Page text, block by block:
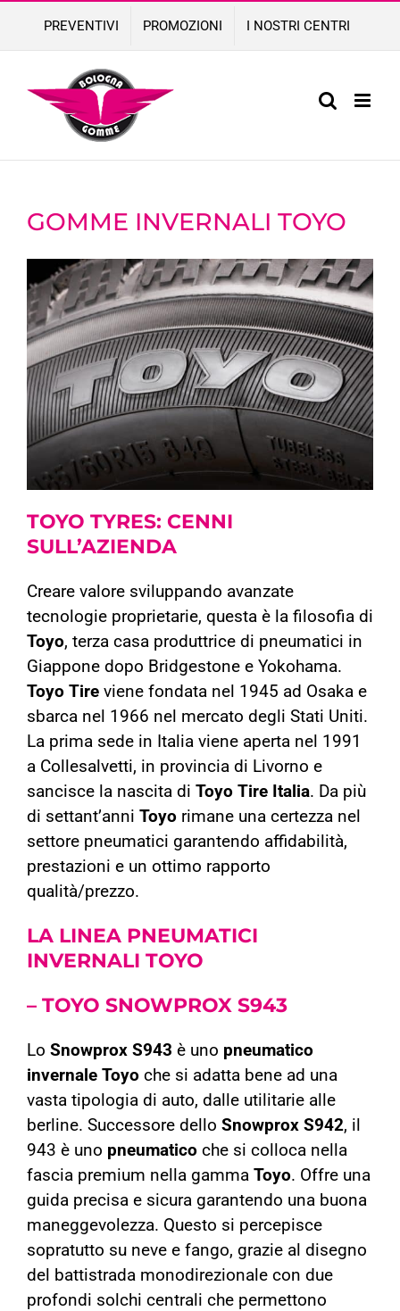
content
PREVENTIVI PROMOZIONI I NOSTRI CENTRI
GOMME INVERNALI TOYO
TOYO TYRES: CENNI
SULL’AZIENDA
Creare valore sviluppando avanzate
tecnologie proprietarie, questa è la filosofia di
Toyo, terza casa produttrice di pneumatici in
Giappone dopo Bridgestone e Yokohama.
Toyo Tire viene fondata nel 1945 ad Osaka e
sbarca nel 1966 nel mercato degli Stati Uniti.
La prima sede in Italia viene aperta nel 1991
a Collesalvetti, in provincia di Livorno e
sancisce la nascita di Toyo Tire Italia. Da più
di settant’anni Toyo rimane una certezza nel
settore pneumatici garantendo affidabilità,
prestazioni e un ottimo rapporto
qualità/prezzo.
LA LINEA PNEUMATICI
INVERNALI TOYO
– TOYO SNOWPROX S943
Lo Snowprox S943 è uno pneumatico
invernale Toyo che si adatta bene ad una
vasta tipologia di auto, dalle utilitarie alle
berline. Successore dello Snowprox S942, il
943 è uno pneumatico che si colloca nella
fascia premium nella gamma Toyo. Offre una
guida precisa e sicura garantendo una buona
maneggevolezza. Questo si percepisce
sopratutto su neve e fango, grazie al disegno
del battistrada monodirezionale con due
profondi solchi centrali che permettono